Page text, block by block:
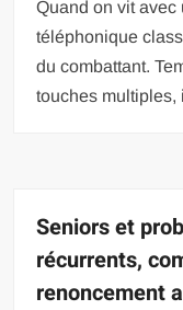
Quand on vit avec
téléphonique
du combattant.
touches multiples,
Seniors et
récurrents,
renoncement